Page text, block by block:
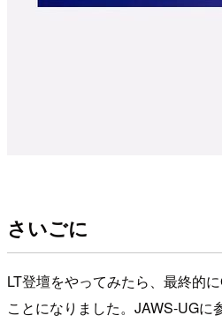
さいごに
LT登壇をやってみたら、最終的
ことになりました。JAWS-UGに